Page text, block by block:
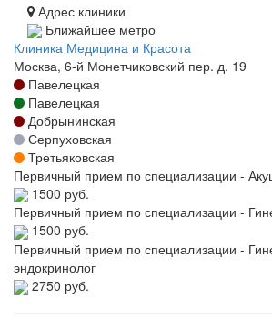
Адрес клиники
Ближайшее метро
Клиника Медицина и Красота
Москва, 6-й Монетчиковский пер. д. 19
Павелецкая
Павелецкая
Добрынинская
Серпуховская
Третьяковская
Первичный прием по специализации -
1500 руб.
Первичный прием по специализации -
1500 руб.
Первичный прием по специализации -
эндокринолог
2750 руб.